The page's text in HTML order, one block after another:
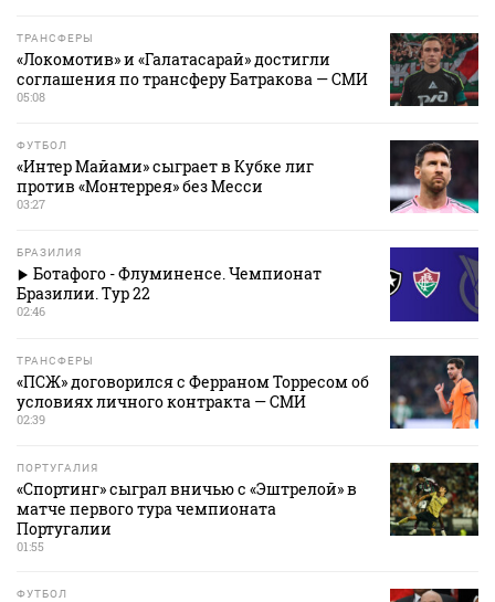
ТРАНСФЕРЫ
«Локомотив» и «Галатасарай» достигли
соглашения по трансферу Батракова — СМИ
05:08
ФУТБОЛ
«Интер Майами» сыграет в Кубке лиг
против «Монтеррея» без Месси
03:27
БРАЗИЛИЯ
Ботафого - Флуминенсе. Чемпионат
Бразилии. Тур 22
02:46
ТРАНСФЕРЫ
«ПСЖ» договорился с Ферраном Торресом об
условиях личного контракта — СМИ
02:39
ПОРТУГАЛИЯ
«Спортинг» сыграл вничью с «Эштрелой» в
матче первого тура чемпионата
Португалии
01:55
ФУТБОЛ